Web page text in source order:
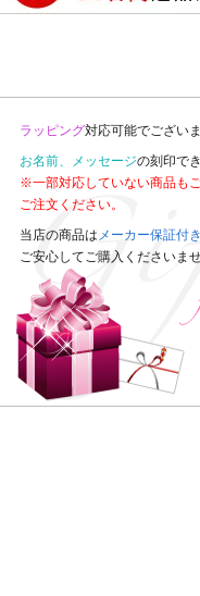
ラッピング対応可能でござい
お名前、メッセージの刻印で
※一部対応していない商品も
ご注文ください。
当店の商品は メーカー保証付
ご安心してご購入くださいま